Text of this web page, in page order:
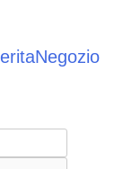
Negozio